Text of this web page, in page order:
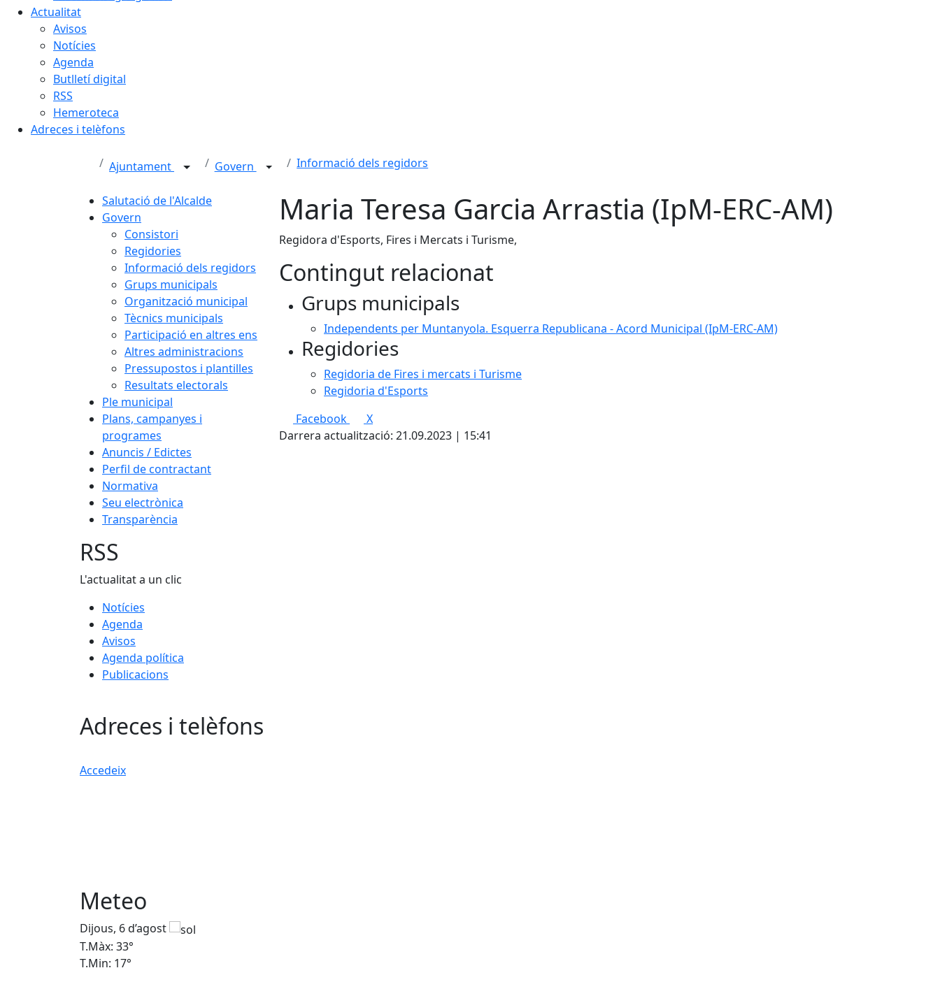
Actualitat
Avisos
Notícies
Agenda
Butlletí digital
RSS
Hemeroteca
Adreces i telèfons
Ajuntament Govern Informació dels regidors
Salutació de l'Alcalde
Govern
Consistori
Regidories
Informació dels regidors
Grups municipals
Organització municipal
Tècnics municipals
Participació en altres ens
Altres administracions
Pressupostos i plantilles
Resultats electorals
Ple municipal
Plans, campanyes i
programes
Anuncis / Edictes
Perfil de contractant
Normativa
Seu electrònica
Transparència
Maria Teresa Garcia Arrastia (IpM-ERC-AM)
Regidora d'Esports, Fires i Mercats i Turisme,
Contingut relacionat
Grups municipals
Independents per Muntanyola. Esquerra Republicana - Acord Municipal (IpM-ERC-AM)
Regidories
Regidoria de Fires i mercats i Turisme
Regidoria d'Esports
Facebook
X
Darrera actualització: 21.09.2023 | 15:41
RSS
L'actualitat a un clic
Notícies
Agenda
Avisos
Agenda política
Publicacions
Adreces i telèfons
Accedeix
Meteo
Dijous, 6 d’agost
T.Màx: 33°
T.Min: 17°